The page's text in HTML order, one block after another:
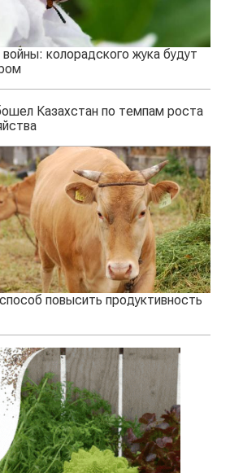
колорадского жука будут
Казахстан по темпам роста
повысить продуктивность